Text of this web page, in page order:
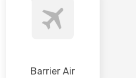
Barrier Air